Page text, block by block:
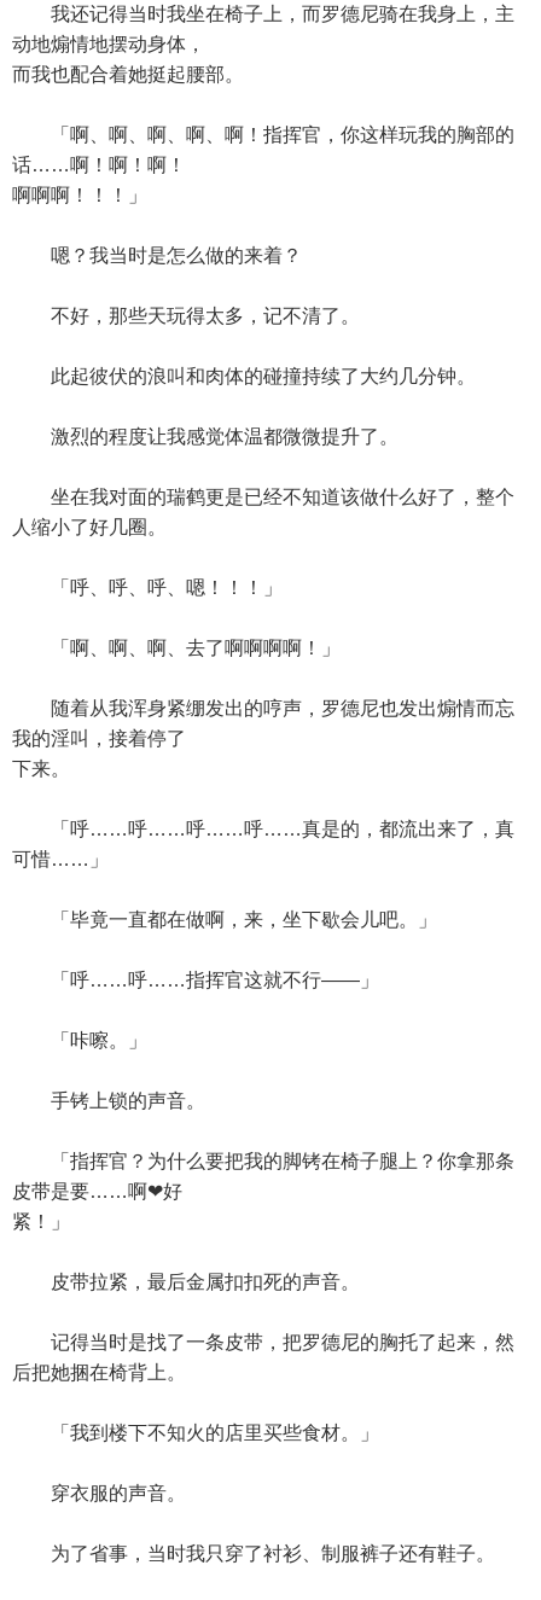
我还记得当时我坐在椅子上，而罗德尼骑在我身上，主
动地煽情地摆动身体，
而我也配合着她挺起腰部。
「啊、啊、啊、啊、啊！指挥官，你这样玩我的胸部的
话……啊！啊！啊！
啊啊啊！！！」
嗯？我当时是怎么做的来着？
不好，那些天玩得太多，记不清了。
此起彼伏的浪叫和肉体的碰撞持续了大约几分钟。
激烈的程度让我感觉体温都微微提升了。
坐在我对面的瑞鹤更是已经不知道该做什么好了，整个
人缩小了好几圈。
「呼、呼、呼、嗯！！！」
「啊、啊、啊、去了啊啊啊啊！」
随着从我浑身紧绷发出的哼声，罗德尼也发出煽情而忘
我的淫叫，接着停了
下来。
「呼……呼……呼……呼……真是的，都流出来了，真
可惜……」
「毕竟一直都在做啊，来，坐下歇会儿吧。」
「呼……呼……指挥官这就不行——」
「咔嚓。」
手铐上锁的声音。
「指挥官？为什么要把我的脚铐在椅子腿上？你拿那条
皮带是要……啊❤好
紧！」
皮带拉紧，最后金属扣扣死的声音。
记得当时是找了一条皮带，把罗德尼的胸托了起来，然
后把她捆在椅背上。
「我到楼下不知火的店里买些食材。」
穿衣服的声音。
为了省事，当时我只穿了衬衫、制服裤子还有鞋子。